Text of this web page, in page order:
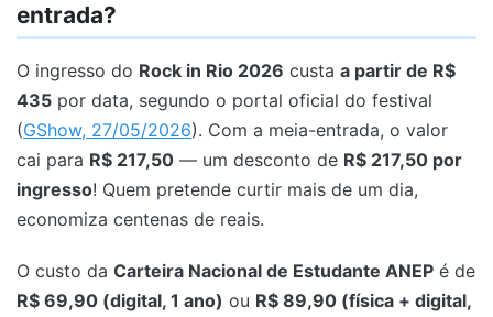
entrada?
O ingresso do Rock in Rio 2026 custa a partir de R$
435 por data, segundo o portal oficial do festival
(GShow, 27/05/2026). Com a meia-entrada, o valor
cai para R$ 217,50 — um desconto de R$ 217,50 por
ingresso! Quem pretende curtir mais de um dia,
economiza centenas de reais.
O custo da Carteira Nacional de Estudante ANEP é de
R$ 69,90 (digital, 1 ano) ou R$ 89,90 (física + digital,